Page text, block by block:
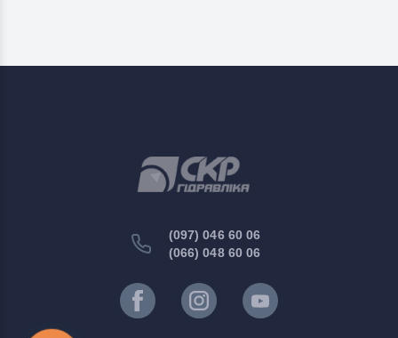
(097) 046 60 06
(066) 048 60 06